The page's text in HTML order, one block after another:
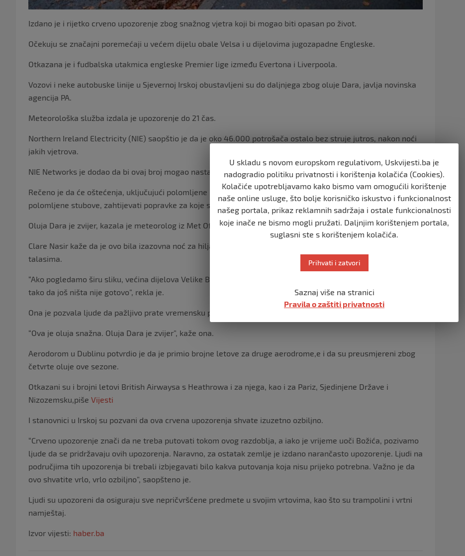
Izdano je i rijetko crveno upozorenje zbog snažnog vjetra koji bi mogao biti opasan po život.
Očekuju se značajni poremećaji u većem dijelu obale Velsa i u dijelovima jugozapadne Engleske.
Otkazana je i fudbalska utakmica engleske Premier lige između Evertona i Liverpoola.
Vozovi i neke autobuske linije u Sjevernoj Irskoj obustavljeni su do daljnjega zbog oluje Dara, javlja novinska
agencija PA.
Meteorološka služba izdala je upozorenje do 21 čas.
Northern Ireland Electricity (NIE) saopštio je da je oko 46.000 potrošača ostalo bez struje jutros, nakon noći
jakih vjetrova.
NIE Networks je dodao da bi ovaj broj mogao nastaviti rasti tokom dana.
Rečeno je da će oštećenja, uključujući polomljene nadzemne dalekovode, oborena stabla preko vodova i
polomljene stubove, zahtijevati popravke za koje se očekuje da će se nastaviti sutra.
Oluja Dara je zvijer, kazala je meteorolog iz Met Officea za Sky News.
Clare Nasir kaže da je ovo bila izazovna noć za hiljade ljudi, s nestankom struje, krhotinama i visokim
talasima.
“Ako pogledamo širu sliku, većina dijelova Velike Britanije će biti pogođena ovom olujom u sljedeća 24 sata,
tako da još ništa nije gotovo”, rekla je.
Ona je pozvala ljude da pažljivo prate vremensku prognozu i upozorenja.
“Ova je oluja snažna. Oluja Dara je zvijer”, kaže ona.
Aerodorom u Dublinu potvrdio je da je primio brojne letove za druge aerodrome,e i da su preusmjereni zbog
četvrte oluje ove sezone.
Otkazani su i brojni letovi British Airwaysa s Heathrowa i za njega, kao i za Pariz, Sjedinjene Države i
Nizozemsku,piše Vijesti
I stanovnici u Irskoj su pozvani da ova crvena upozorenja shvate izuzetno ozbiljno.
“Crveno upozorenje znači da ne treba putovati tokom ovog razdoblja, a iako je vrijeme uoči Božića, pozivamo
ljude da se pridržavaju ovih upozorenja. Naravno, za ostatak zemlje je izdano narančasto upozorenje. Ljudi na
područjima tih upozorenja bi trebali izbjegavati bilo kakva putovanja koja nisu prijeko potrebna. Važno je da
ovo shvatite vrlo, vrlo ozbiljno”, saopšteno je.
Ljudi su upozoreni da osiguraju sve nepričvršćene predmete u svojim vrtovima, kao što su trampolini i vrtni
namještaj.
Izvor vijesti: haber.ba
U skladu s novom europskom regulativom, Uskvijesti.ba je
nadogradio politiku privatnosti i korištenja kolačića (Cookies).
Kolačiće upotrebljavamo kako bismo vam omogućili korištenje
naše online usluge, što bolje korisničko iskustvo i funkcionalnost
našeg portala, prikaz reklamnih sadržaja i ostale funkcionalnosti
koje inače ne bismo mogli pružati. Daljnjim korištenjem portala,
suglasni ste s korištenjem kolačića.
Prihvati i zatvori
Saznaj više na stranici
Pravila o zaštiti privatnosti